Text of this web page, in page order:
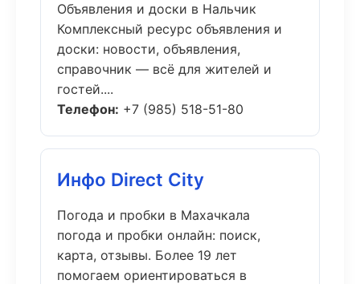
Объявления и доски в Нальчик
Комплексный ресурс объявления и
доски: новости, объявления,
справочник — всё для жителей и
гостей....
Телефон: +7 (985) 518-51-80
Инфо Direct City
Погода и пробки в Махачкала
погода и пробки онлайн: поиск,
карта, отзывы. Более 19 лет
помогаем ориентироваться в